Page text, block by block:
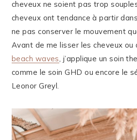
cheveux ne soient pas trop
cheveux ont tendance à partir
ne pas conserver le mouvement
Avant de me lisser les cheveux ou
beach waves, j’applique un soin
comme le soin GHD ou encore le
Leonor Greyl.